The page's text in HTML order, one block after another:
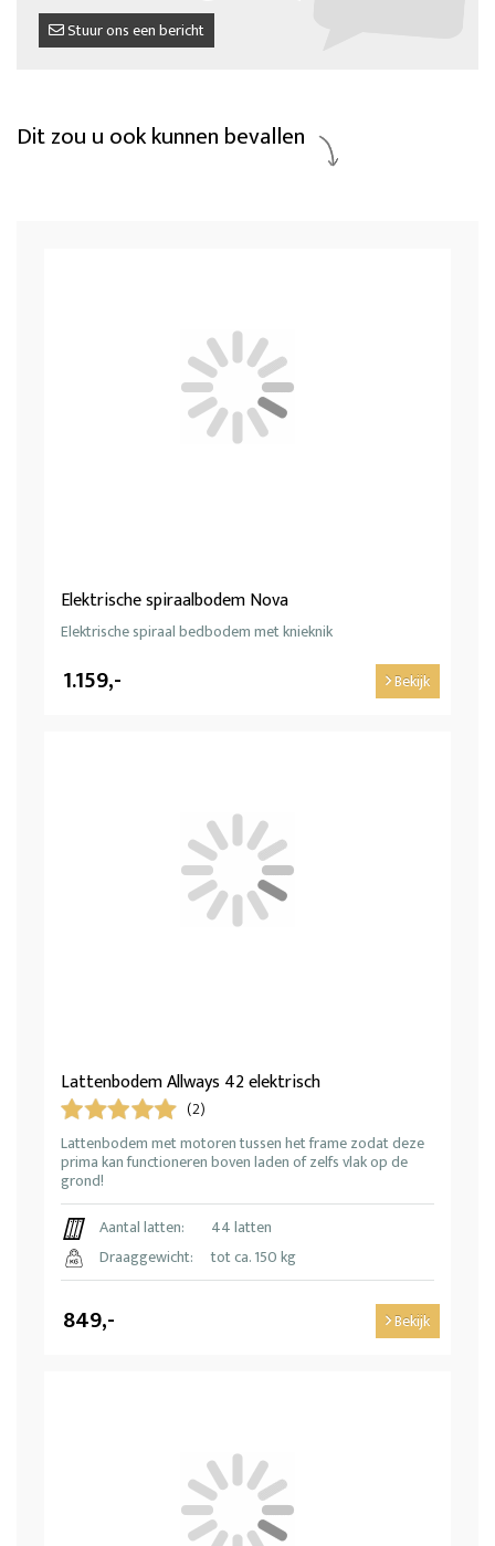
Stuur ons een bericht
Dit zou u ook kunnen bevallen
Elektrische spiraalbodem Nova
Elektrische spiraal bedbodem met knieknik
1.159,- Bekijk
Lattenbodem Allways 42 elektrisch
(2)
Lattenbodem met motoren tussen het frame zodat deze
prima kan functioneren boven laden of zelfs vlak op de
grond!
Aantal latten:
44 latten
Draaggewicht:
tot ca. 150 kg
849,- Bekijk